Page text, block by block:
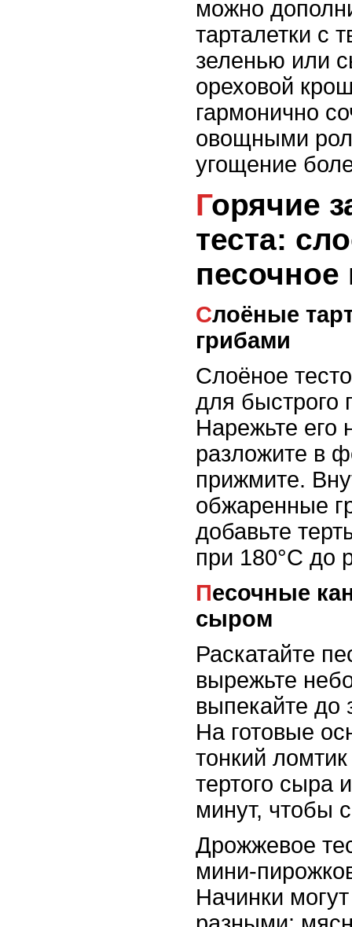
можно
тарталетки с
зеленью или
ореховой
гармонично
овощными
угощение
Горячие закуски из
теста:
Слоёные тарталетки с сыром и
грибами
Слоёное
для быстрого
Нарежьте его
разложите в
прижмите.
обжаренные
добавьте
при 180°C до
Песочные канапе с ветчиной и
сыром
Раскатайте
вырежьте
выпекайте до
На готовые
тонкий
тертого сыра
минут, чтобы
Дрожжевое
мини-
Начинки